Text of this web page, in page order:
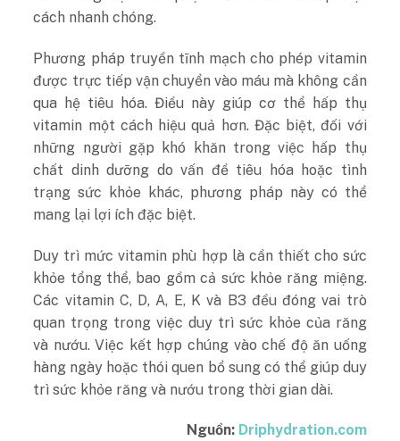
cách nhanh chóng.
Phương pháp truyền tĩnh mạch cho phép vitamin
được trực tiếp vận chuyển vào máu mà không cần
qua hệ tiêu hóa. Điều này giúp cơ thể hấp thụ
vitamin một cách hiệu quả hơn. Đặc biệt, đối với
những người gặp khó khăn trong việc hấp thụ
chất dinh dưỡng do vấn đề tiêu hóa hoặc tình
trạng sức khỏe khác, phương pháp này có thể
mang lại lợi ích đặc biệt.
Duy trì mức vitamin phù hợp là cần thiết cho sức
khỏe tổng thể, bao gồm cả sức khỏe răng miệng.
Các vitamin C, D, A, E, K và B3 đều đóng vai trò
quan trọng trong việc duy trì sức khỏe của răng
và nướu. Việc kết hợp chúng vào chế độ ăn uống
hàng ngày hoặc thói quen bổ sung có thể giúp duy
trì sức khỏe răng và nướu trong thời gian dài.
Nguồn: Driphydration.com